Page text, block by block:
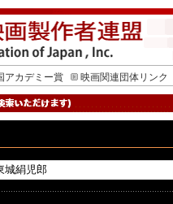
アカデミー賞 映画関連団体リンク